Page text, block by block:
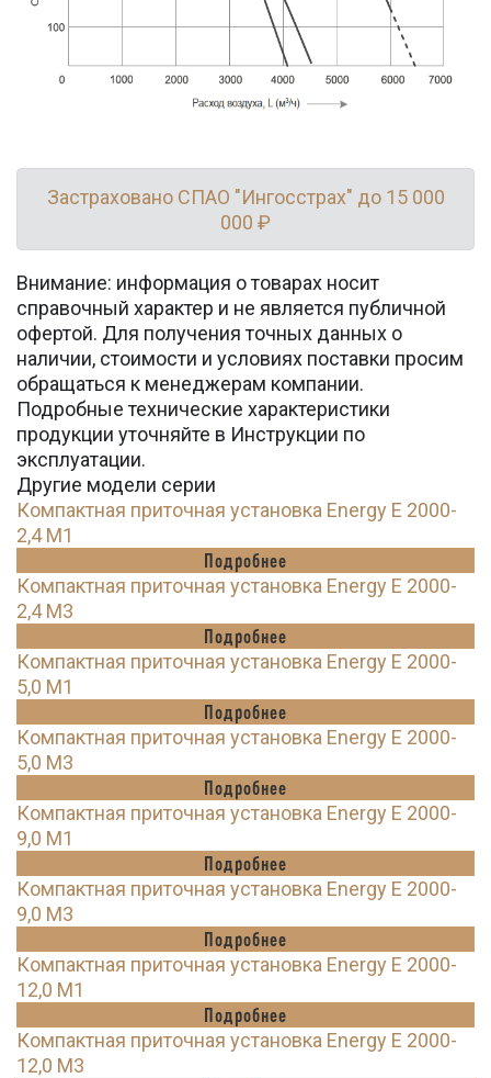
Застраховано СПАО "Ингосстрах" до 15 000
000 ₽
Внимание: информация о товарах носит
справочный характер и не является публичной
офертой. Для получения точных данных о
наличии, стоимости и условиях поставки просим
обращаться к менеджерам компании.
Подробные технические характеристики
продукции уточняйте в Инструкции по
эксплуатации.
Другие модели серии
Компактная приточная установка Energy E 2000-
2,4 M1
Подробнее
Компактная приточная установка Energy E 2000-
2,4 M3
Подробнее
Компактная приточная установка Energy E 2000-
5,0 M1
Подробнее
Компактная приточная установка Energy E 2000-
5,0 M3
Подробнее
Компактная приточная установка Energy E 2000-
9,0 M1
Подробнее
Компактная приточная установка Energy E 2000-
9,0 M3
Подробнее
Компактная приточная установка Energy E 2000-
12,0 M1
Подробнее
Компактная приточная установка Energy E 2000-
12,0 M3